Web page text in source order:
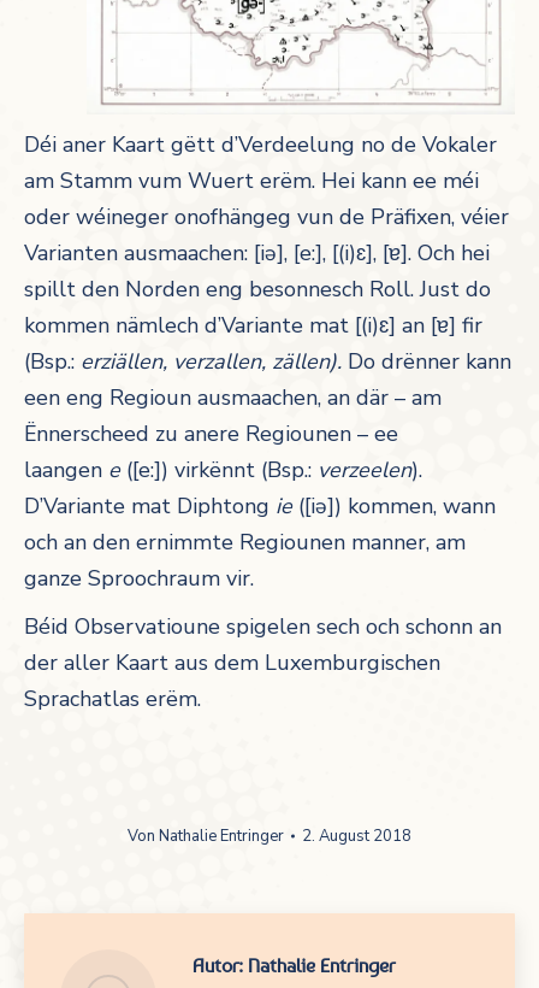
Déi aner Kaart gëtt d’Verdeelung no de Vokaler
am Stamm vum Wuert erëm. Hei kann ee méi
oder wéineger onofhängeg vun de Präfixen, véier
Varianten ausmaachen: [iə], [e:], [(i)ɛ], [ɐ]. Och hei
spillt den Norden eng besonnesch Roll. Just do
kommen nämlech d’Variante mat [(i)ɛ] an [ɐ] fir
(Bsp.: erziällen, verzallen, zällen). Do drënner kann
een eng Regioun ausmaachen, an där – am
Ënnerscheed zu anere Regiounen – ee
laangen e ([e:]) virkënnt (Bsp.: verzeelen).
D’Variante mat Diphtong ie ([iə]) kommen, wann
och an den ernimmte Regiounen manner, am
ganze Sproochraum vir.
Béid Observatioune spigelen sech och schonn an
der aller Kaart aus dem Luxemburgischen
Sprachatlas erëm.
Von Nathalie Entringer 2. August 2018
Autor: Nathalie Entringer